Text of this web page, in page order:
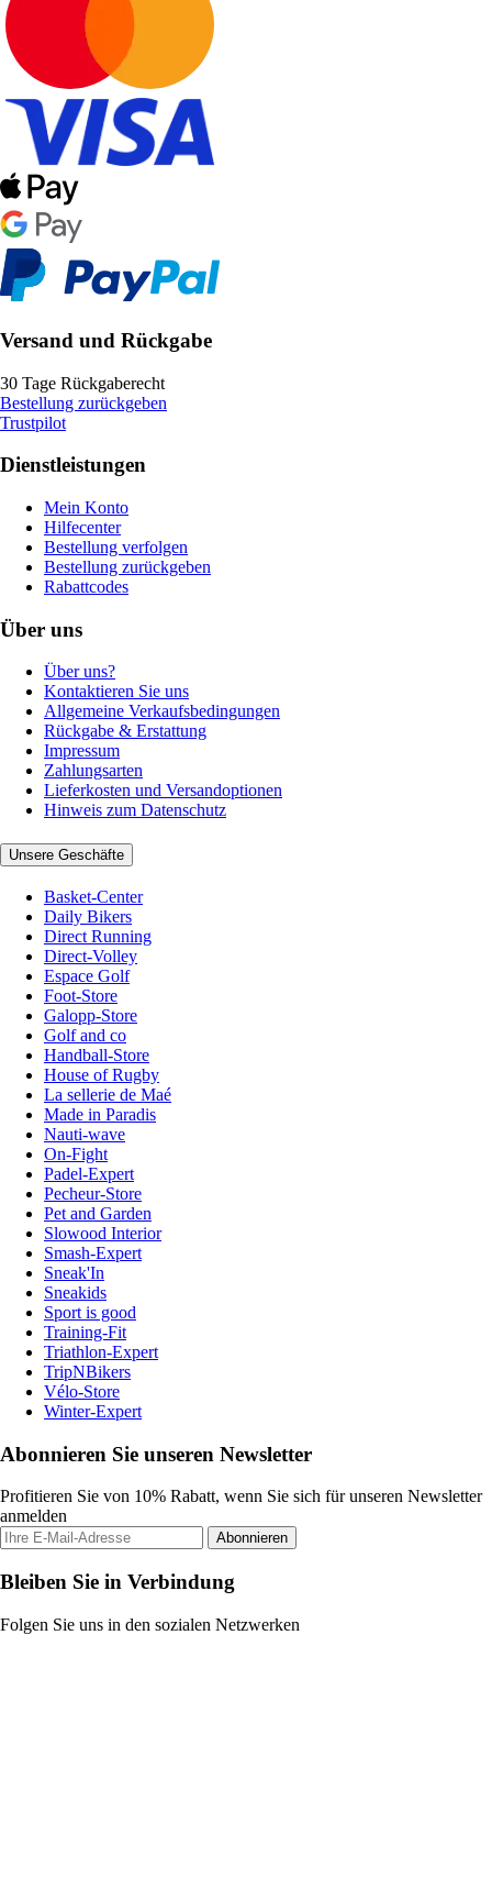
Versand und Rückgabe
30 Tage Rückgaberecht
Bestellung zurückgeben
Trustpilot
Dienstleistungen
Mein Konto
Hilfecenter
Bestellung verfolgen
Bestellung zurückgeben
Rabattcodes
Über uns
Über uns?
Kontaktieren Sie uns
Allgemeine Verkaufsbedingungen
Rückgabe & Erstattung
Impressum
Zahlungsarten
Lieferkosten und Versandoptionen
Hinweis zum Datenschutz
Unsere Geschäfte
Basket-Center
Daily Bikers
Direct Running
Direct-Volley
Espace Golf
Foot-Store
Galopp-Store
Golf and co
Handball-Store
House of Rugby
La sellerie de Maé
Made in Paradis
Nauti-wave
On-Fight
Padel-Expert
Pecheur-Store
Pet and Garden
Slowood Interior
Smash-Expert
Sneak'In
Sneakids
Sport is good
Training-Fit
Triathlon-Expert
TripNBikers
Vélo-Store
Winter-Expert
Abonnieren Sie unseren Newsletter
Profitieren Sie von 10% Rabatt, wenn Sie sich für unseren Newsletter
anmelden
Abonnieren
Bleiben Sie in Verbindung
Folgen Sie uns in den sozialen Netzwerken